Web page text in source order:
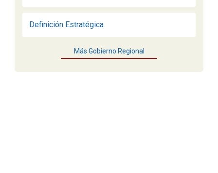
Definición Estratégica
Más Gobierno Regional